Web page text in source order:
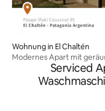
Wohnung in El Chaltén
Modernes Apart mit
Serviced